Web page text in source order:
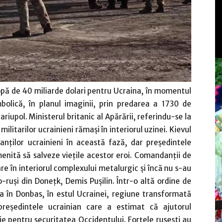
de 40 miliarde dolari pentru Ucraina, în momentul
în planul imaginii, prin predarea a 1730 de
Ministerul britanic al Apărării, referindu-se la
ucrainieni rămaşi în interiorul uzinei. Kievul
ucrainieni în această fază, dar preşedintele
să salveze vieţile acestor eroi. Comandanţii de
în interiorul complexului metalurgic şi încă nu s-au
din Doneţk, Demis Puşilin. Într-o altă ordine de
în Donbas, în estul Ucrainei, regiune transformată
ucrainian care a estimat că ajutorul
pentru securitatea Occidentului. Forţele ruseşti au